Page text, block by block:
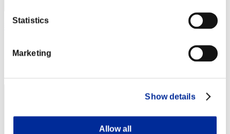
Statistics
Marketing
Show details
Allow all
燕雀安んぞ鴻鵠の志を知らんや